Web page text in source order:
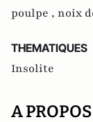
poulpe , noix
THEMATIQUES
Insolite
A